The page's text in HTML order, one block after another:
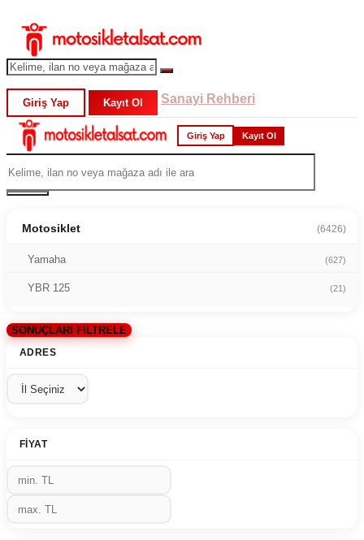
Giriş Yap Kayıt Ol Sanayi Rehberi
Giriş Yap Kayıt Ol
Motosiklet (6426)
Yamaha (627)
YBR 125 (21)
SONUÇLARI FİLTRELE
ADRES
FIYAT